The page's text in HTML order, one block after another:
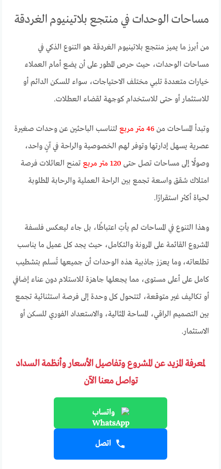
مساحات الوحدات في منتجع بلاتينيوم الغردقة
من أبرز ما يميز منتجع بلاتينيوم الغردقة هو التنوع الذكي في
مساحات الوحدات، حيث حرص المطور على أن يضع أمام العملاء
خيارات متعددة تلبي مختلف الاحتياجات، سواء للسكن الدائم أو
للاستثمار أو حتى للاستخدام كوجهة لقضاء العطلات.
وتبدأ المساحات من46 متر مربع
لتناسب الباحثين عن وحدات صغيرة
عصرية يسهل إدارتها وتوفر لهم الخصوصية والراحة في آنٍ واحد،
وصولًا إلى مساحات تصل حتى 120 متر مربع
تمنح العائلات فرصة
امتلاك شقق واسعة تجمع بين الراحة العملية والرحابة المطلوبة
لحياة أكثر استقرارًا.
وهذا التنوع في المساحات لم يأتِ اعتباطًا، بل جاء ليعكس فلسفة
المشروع القائمة على المرونة والتكامل، حيث يجد كل عميل ما يناسب
تطلعاته، وما يعزز جاذبية هذه الوحدات أن جميعها تُسلم بتشطيب
كامل على أعلى مستوى، مما يجعلها جاهزة للاستلام دون عناء إضافي
أو تكاليف غير متوقعة، لتتحول كل وحدة إلى فرصة استثنائية تجمع
بين التصميم الراقي، المساحة المثالية، والاستعداد الفوري للسكن أو
الاستثمار.
لمعرفة المزيد عن المشروع وتفاصيل الأسعار وأنظمة السداد
تواصل معنا الآن
واتساب
اتصل